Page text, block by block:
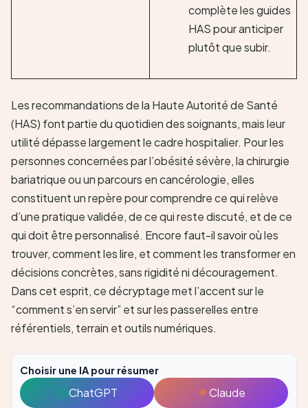
complète les guides
HAS pour anticiper
plutôt que subir.
Les recommandations de la Haute Autorité de Santé
(HAS) font partie du quotidien des soignants, mais leur
utilité dépasse largement le cadre hospitalier. Pour les
personnes concernées par l’obésité sévère, la chirurgie
bariatrique ou un parcours en cancérologie, elles
constituent un repère pour comprendre ce qui relève
d’une pratique validée, de ce qui reste discuté, et de ce
qui doit être personnalisé. Encore faut-il savoir où les
trouver, comment les lire, et comment les transformer en
décisions concrètes, sans rigidité ni découragement.
Dans cet esprit, ce décryptage met l’accent sur le
“comment s’en servir” et sur les passerelles entre
référentiels, terrain et outils numériques.
Choisir une IA pour résumer
ChatGPT
Ouvrir
Claude
Ouvrir